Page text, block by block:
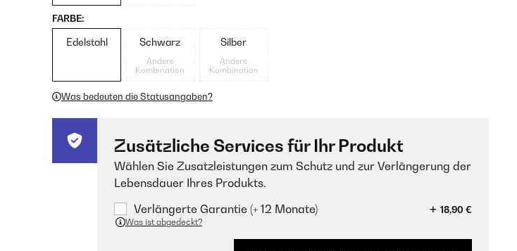
FARBE:
Edelstahl Schwarz
Andere
Kombination
Silber
Andere
Kombination
Was bedeuten die Statusangaben?
Zusätzliche Services für Ihr Produkt
Wählen Sie Zusatzleistungen zum Schutz und zur Verlängerung der
Lebensdauer Ihres Produkts.
Verlängerte Garantie (+ 12 Monate)
18,90 €
Was ist abgedeckt?